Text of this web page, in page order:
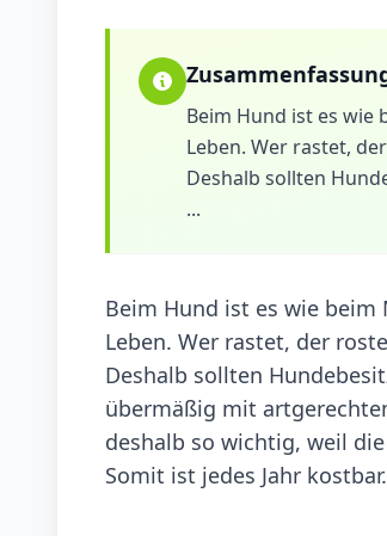
Beim Hund ist es wie
Leben. Wer rastet,
Deshalb sollten
...
Beim Hund ist es wie beim
Leben. Wer rastet, der
Deshalb sollten
übermäßig mit
deshalb so wichtig, weil
Somit ist jedes Jahr kostbar.